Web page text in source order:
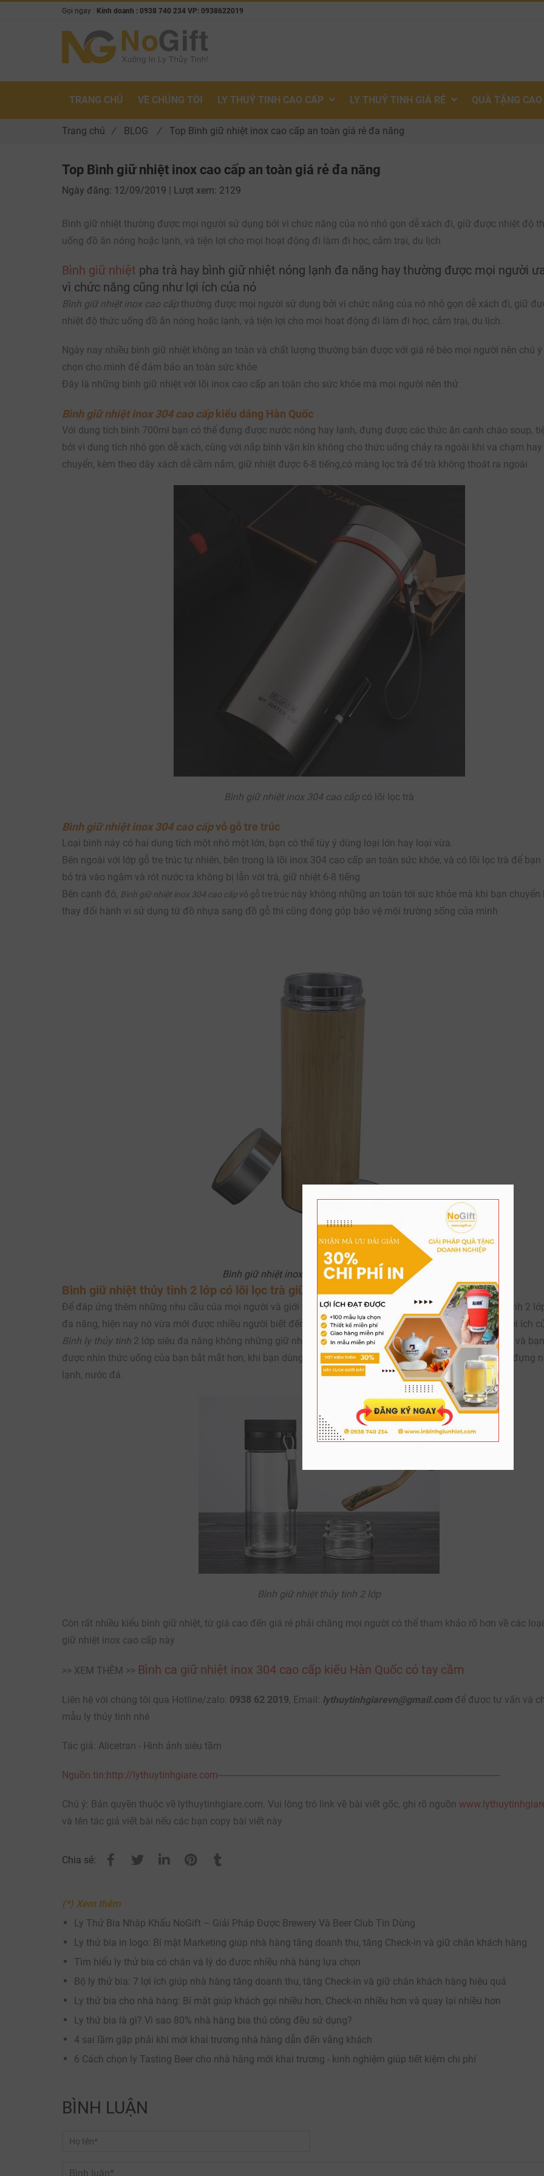
Top Bình giữ nhiệt inox cao cấp an toàn giá rẻ đa năng
Ngày đăng: 12/09/2019 | Lượt xem: 2129
Bình giữ nhiệt thường được mọi người sử dụng bởi vì chức năng của nó nhỏ gọn dễ xách đi, giữ được nhiệt độ
uống đồ ăn nóng hoặc lạnh, và tiện lợi cho mọi hoạt động đi làm đi học, cắm trại, du lịch
Bình giữ nhiệt pha trà hay bình giữ nhiệt nóng lạnh đa năng hay thường được mọi người
vì chức năng cũng như lợi ích của nó
Bình giữ nhiệt inox cao cấp thường được mọi người sử dụng bởi vì chức năng của nó nhỏ gọn dễ xách đi, giữ
nhiệt độ thức uống đồ ăn nóng hoặc lạnh, và tiện lợi cho mọi hoạt động đi làm đi học, cắm trại, du lịch.
Ngày nay nhiều bình giữ nhiệt không an toàn và chất lượng thường bán được với giá rẻ bèo mọi người nên chú
chọn cho mình để đảm bảo an toàn sức khỏe
Đây là những bình giữ nhiệt với lõi inox cao cấp an toàn cho sức khỏe mà mọi người nên thử
Bình giữ nhiệt inox 304 cao cấpkiểu dáng Hàn Quốc
Với dung tích bình 700ml bạn có thể đựng được nước nóng hay lạnh, đựng được các thức ăn canh cháo soup,
bởi vì dung tích nhỏ gọn dễ xách, cùng với nắp bình vặn kín không cho thức uống chảy ra ngoài khi va chạm
chuyển, kèm theo dây xách dễ cầm nắm, giữ nhiệt được 6-8 tiếng,có màng lọc trà để trà không thoát ra ngoài
Bình giữ nhiệt inox 304 cao cấp có lõi lọc trà
Bình giữ nhiệt inox 304 cao cấpvỏ gỗ tre trúc
Loại bình này có hai dung tích một nhỏ một lớn, bạn có thể tùy ý dùng loại lớn hay loại vừa.
Bên ngoài với lớp gỗ tre trúc tự nhiên, bên trong là lõi inox 304 cao cấp an toàn sức khỏe, và có lõi lọc trà để bạn
bỏ trà vào ngâm và rót nước ra không bị lẫn với trà, giữ nhiệt 6-8 tiếng
Bên cạnh đó, Bình giữ nhiệt inox 304 cao cấp vỏ gỗ tre trúc này không những an toàn tới sức khỏe mà khi bạn chuyển
thay đổi hành vi sử dụng từ đồ nhựa sang đồ gỗ thì cũng đóng góp bảo vệ mội trường sống của mình
Bình giữ nhiệt inox 304 cao cấp vỏ gỗ tre trúc
Bình giữ nhiệt thủy tinh 2 lớp có lõi lọc trà giữ nhiệt 6-8 tiếng
Để đáp ứng thêm những nhu cầu của mọi người và giới trẻ, người ta đã ra mắt sản phẩm mới bình thủy tinh 2
đa năng, hiện nay nó vừa mới được nhiều người biết đến và rất thích vì độ trong suốt lấp lánh cũng như lợi ích
Bình ly thủy tinh 2 lớp siêu đa năng không những giữ nhiệt mà nó còn có 2 lớp thủy tinh tạo sự trong suốt và
được nhìn thức uống của bạn bắt mắt hơn, khi bạn dùng sẽ không thấy bình bị đổ mồ hôi ở thân bình khi đựng
lạnh, nước đá.
Bình giữ nhiệt thủy tinh 2 lớp
Còn rất nhiều kiểu bình giữ nhiệt, từ giá cao đến giá rẻ phải chăng mọi người có thể tham khảo rõ hơn về các
giữ nhiệt inox cao cấp này
>> XEM THÊM >> Bình ca giữ nhiệt inox 304 cao cấp kiểu Hàn Quốc có tay cầm
Liên hệ với chúng tôi qua Hotline/zalo: 0938 62 2019, Email: lythuytinhgiarevn@gmail.com để được tư vấn và
mẫu ly thủy tinh nhé
Tác giả: Alicetran - Hình ảnh siêu tầm
Nguồn tin:http://lythuytinhgiare.com--------------------------------------------------------------------------------------------------------------------
Chú ý: Bản quyền thuộc về lythuytinhgiare.com. Vui lòng trỏ link về bài viết gốc, ghi rõ nguồn
và tên tác giả viết bài nếu các bạn copy bài viết này
Chia sẻ:
(*) Xem thêm
Ly Thử Bia Nhập Khẩu NoGift – Giải Pháp Được Brewery Và Beer Club Tin Dùng
Ly thử bia in logo: Bí mật Marketing giúp nhà hàng tăng doanh thu, tăng Check-in và giữ chân khách hàng
Tìm hiểu ly thử bia có chân và lý do được nhiều nhà hàng lựa chọn
Bộ ly thử bia: 7 lợi ích giúp nhà hàng tăng doanh thu, tăng Check-in và giữ chân khách hàng hiệu quả
Ly thử bia cho nhà hàng: Bí mật giúp khách gọi nhiều hơn, Check-in nhiều hơn và quay lại nhiều hơn
Ly thử bia là gì? Vì sao 80% nhà hàng bia thủ công đều sử dụng?
4 sai lầm gặp phải khi mới khai trương nhà hàng dẫn đến vắng khách
6 Cách chọn ly Tasting Beer cho nhà hàng mới khai trương - kinh nghiệm giúp tiết kiệm chi phí
BÌNH LUẬN
Trang chủ / BLOG / Top Bình giữ nhiệt inox cao cấp an toàn giá rẻ đa năng
Gọi ngay : Kinh doanh : 0938 740 234 VP: 0938622019
TRANG CHỦ VỀ CHÚNG TÔI LY THUỶ TINH CAO CẤP LY THUỶ TINH GIÁ RẺ QUÀ TẶNG